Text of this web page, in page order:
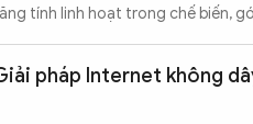
tính linh hoạt trong chế biến,
pháp Internet không